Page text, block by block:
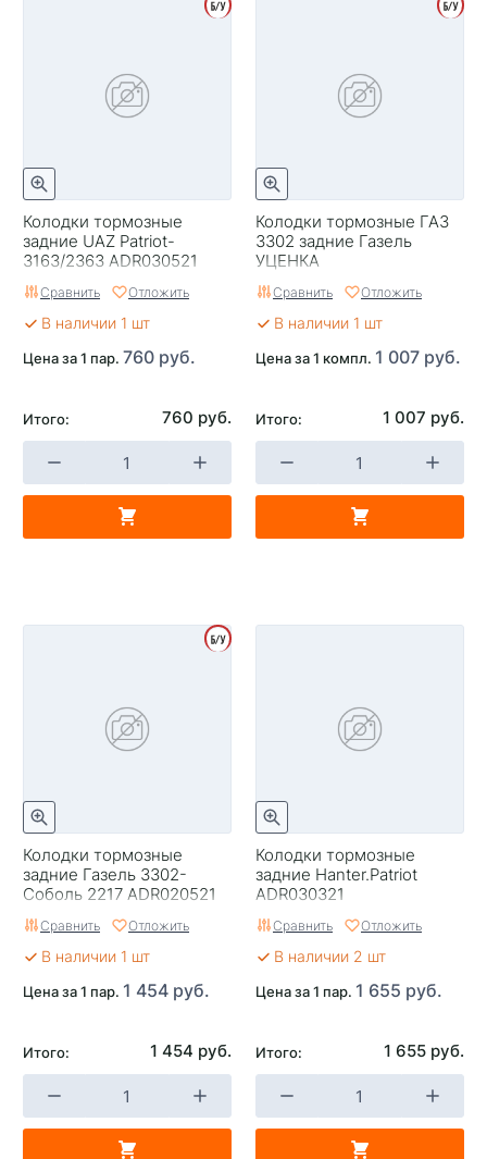
Колодки тормозные
задние UAZ Patriot-
3163/2363 ADR030521
УЦЕНКА
Сравнить Отложить
В наличии 1 шт
Цена за 1 пар. 760 руб.
Итого: 760 руб.
Колодки тормозные ГАЗ
3302 задние Газель
УЦЕНКА
Сравнить Отложить
В наличии 1 шт
Цена за 1 компл. 1 007 руб.
Итого: 1 007 руб.
Колодки тормозные
задние Газель 3302-
Соболь 2217 ADR020521
УЦЕНКА
Сравнить Отложить
В наличии 1 шт
Цена за 1 пар. 1 454 руб.
Итого: 1 454 руб.
Колодки тормозные
задние Hanter.Patriot
ADR030321
Сравнить Отложить
В наличии 2 шт
Цена за 1 пар. 1 655 руб.
Итого: 1 655 руб.